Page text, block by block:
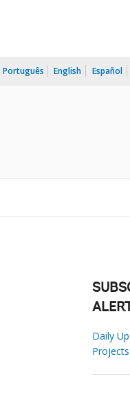
Português English Español
Daily